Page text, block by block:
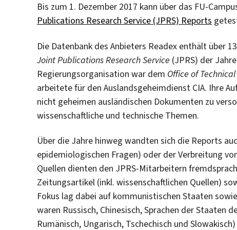
Bis zum 1. Dezember 2017 kann über das FU-
Publications Research Service (JPRS) Reports
Die Datenbank des Anbieters Readex enthält über
Joint Publications Research Service (JPRS) der
Regierungsorganisation war dem Office of
arbeitete für den Auslandsgeheimdienst CIA. Ihre
nicht geheimen ausländischen Dokumenten zu
wissenschaftliche und technische Themen.
Über die Jahre hinweg wandten sich die Reports
epidemiologischen Fragen) oder der Verbreitung
Quellen dienten den JPRS-Mitarbeitern
Zeitungsartikel (inkl. wissenschaftlichen Quellen)
Fokus lag dabei auf kommunistischen Staaten
waren Russisch, Chinesisch, Sprachen der Staaten
Rumänisch, Ungarisch, Tschechisch und